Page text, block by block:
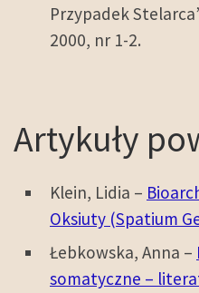
Przypadek
2000, nr 1-2.
Artykuły
Klein, Lidia –
Oksiuty (Spatium
Łebkowska, Anna –
somatyczne –